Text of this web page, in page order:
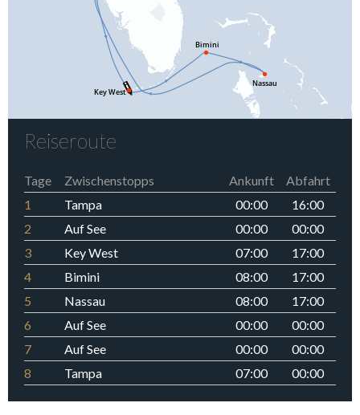
Reiseroute
Tage Zwischenstopps Ankunft
Abfahrt
1
Tampa 00:00
16:00
2
Auf See 00:00
00:00
3
Key West 07:00
17:00
4
Bimini 08:00
17:00
5
Nassau 08:00
17:00
6
Auf See 00:00
00:00
7
Auf See 00:00
00:00
8
Tampa 07:00 00:00